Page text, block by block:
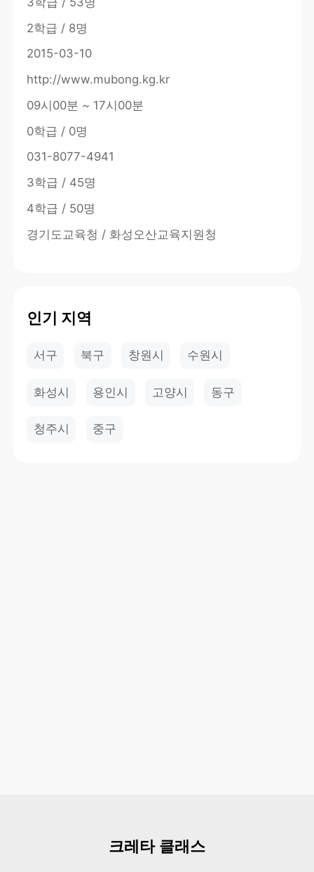
2학급 / 8명
2015-03-10
http://www.mubong.kg.kr
09시00분 ~ 17시00분
0학급 / 0명
031-8077-4941
3학급 / 45명
4학급 / 50명
경기도교육청 / 화성오산교육지원청
인기 지역
서구 북구 창원시 수원시
화성시 용인시 고양시 동구
청주시 중구
크레타 클래스